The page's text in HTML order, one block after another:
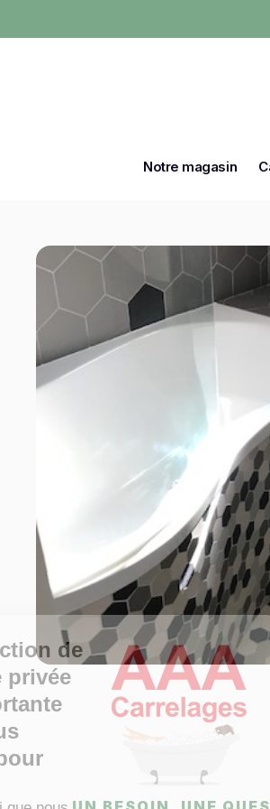
Notre magasin
La protection de
votre vie privée
est importante
pour vous
comme pour